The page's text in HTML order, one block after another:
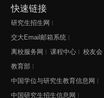
快速链接
研究生招生网
交大Email邮箱系统
离校服务网
课程中心
校友会
教育部
中国学位与研究生教育信息网
中国研究生招生信息网